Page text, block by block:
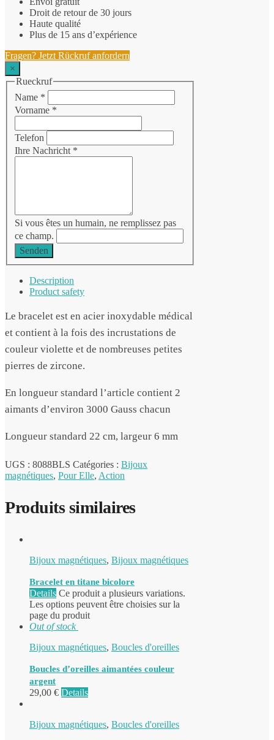
Droit de retour de 30 jours
Haute qualité
Plus de 15 ans d’expérience
Fragen? Jetzt Rückruf anfordern
×
Rueckruf
Name *
Vorname *
Telefon
Ihre Nachricht *
Si vous êtes un humain, ne remplissez pas
ce champ.
Senden
Description
Product safety
Le bracelet est en acier inoxydable médical
et contient à la fois des incrustations de
couleur violette et de nombreuses petites
pierres de zircone.
En longueur standard l’article contient 2
aimants d’environ 3000 Gauss chacun
Longueur standard 22 cm, largeur 6 mm
UGS : 8088BLS Catégories : Bijoux
magnétiques, Pour Elle, Action
Produits similaires
Bijoux magnétiques, Bijoux magnétiques
Bracelet en titane bicolore
Details Ce produit a plusieurs variations.
Les options peuvent être choisies sur la
page du produit
Out of stock
Bijoux magnétiques, Boucles d'oreilles
Boucles d’oreilles aimantées couleur
argent
29,00 € Details
Bijoux magnétiques, Boucles d'oreilles